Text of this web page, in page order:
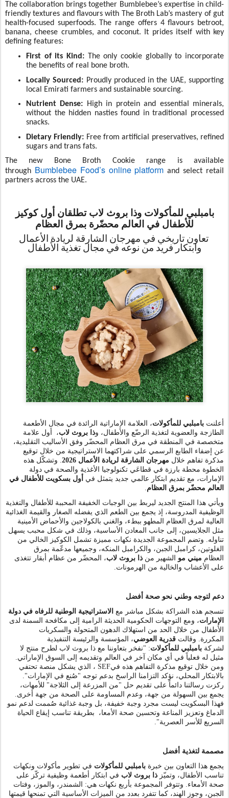
The collaboration brings together Bumblebee’s expertise in child-
friendly textures and flavours with The Broth Lab’s mastery of gut
health-focused superfoods. The range offers 4 flavours betroot,
banana, cheese crumbles, and coconut. It prides itself with key
defining features:
First of its Kind: The only cookie globally to incorporate
the benefits of real bone broth.
Locally Sourced: Proudly produced in the UAE, supporting
local Emirati farmers and sustainable sourcing.
Nutrient Dense: High in protein and essential minerals,
without the hidden nasties found in traditional processed
snacks.
Dietary Friendly: Free from artificial preservatives, refined
sugars and trans fats.
The new Bone Broth Cookie range is available
through Bumblebee Food’s online platform and select retail
partners across the UAE.
بامبلبي للمأكولات وذا بروث لاب تطلقان أول كوكيز
للأطفال في العالم محضّرة بمرق العظام
تعاون تاريخي في مهرجان الشارقة لريادة الأعمال
وابتكار فريد من نوعه في مجال تغذية الأطفال
أعلنت بامبلبي للمأكولات، العلامة الإماراتية الرائدة في مجال الأطعمة
الطازجة والعضوية لتغذية الرضّع والأطفال، وذا بروث لاب،
أول علامة
متخصصة في المنطقة في مرق العظام المحضّر وفق الأساليب التقليدية،
عن إضفاء الطابع الرسمي على شراكتهما الاستراتيجية من خلال توقيع
مذكرة تفاهم خلال مهرجان الشارقة لريادة الأعمال 2026 . وتشكّل هذه
الخطوة محطة بارزة في قطاعَي تكنولوجيا الأغذية والصحة في دولة
الإمارات، مع تقديم ابتكار عالمي جديد يتمثل في أول بسكويت للأطفال في
العالم محضّر بمرق العظام.
ويأتي هذا المنتج الجديد ليربط بين الوجبات الخفيفة المحببة للأطفال والتغذية
الوظيفية المدروسة، إذ يجمع بين الطعم الذي يفضله الصغار والقيمة الغذائية
العالية لمرق العظام المطهو ببطء، والغني بالكولاجين والأحماض الأمينية
مثل الجلايسين، إلى جانب المعادن الأساسية، وذلك في شكل محبب يسهل
تناوله. وتضم المجموعة الجديدة نكهات مميزة تشمل الكوكيز الخالي من
الغلوتين، كرامبل الجبن، والكرامبل المنكه، وجميعها مدعّمة بمرق
العظام ميني مو الشهير من ذا بروث لاب، المحضّر من عظام أبقار تتغذى
على الأعشاب والخالية من الهرمونات
دعم لتوجه وطني نحو صحة أفضل
تنسجم هذه الشراكة بشكل مباشر مع الاستراتيجية الوطنية للرفاه في دولة
الإمارات، ومع التوجهات الحكومية الحديثة الرامية إلى مكافحة السمنة لدى
الأطفال من خلال الحد من استهلاك الدهون المتحولة والسكريات
المكررة
وقالت قدرية العوضي، المؤسسة والرئيسة التنفيذية
لشركة بامبلبي للمأكولات:
"نفخر بتعاوننا مع ذا بروث لاب لطرح منتج لا
مثيل له فعلياً في أي مكان آخر في العالم وتقديمه إلى السوق الإماراتي.
ومن خلال توقيع مذكرة التفاهم هذه فيSEF ، الذي يشكل منصة تحتفي
بالابتكار المحلي، نؤكد التزامنا الراسخ بدعم توجه "صُنع في الإمارات".
ركزت رسالتنا دائماً على تقديم حل "من المزرعة إلى الثلاجة" للأمهات،
يجمع بين السهولة من جهة، وعدم المساومة على الصحة من جهة أخرى.
فهذا البسكويت ليست مجرد وجبة خفيفة، بل وجبة غذائية صُممت لدعم نمو
الدماغ وتعزيز المناعة وتحسين صحة الأمعا، بطريقة تناسب إيقاع الحياة
السريع للأسر العصرية."
مصممة لتغذية أفضل
يجمع هذا التعاون بين خبرة بامبلبي للمأكولات في تطوير مأكولات ونكهات
تناسب الأطفال، وتميّز ذا بروث لاب في ابتكار أطعمة وظيفية تركّز على
صحة الأمعاء. وتتوفر المجموعة بأربع نكهات هي: الشمندر، والموز، وفتات
الجبن، وجوز الهند، كما تتفرد بعدد من الميزات الأساسية التي تمنحها قيمتها